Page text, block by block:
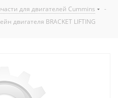
для двигателей Cummins
-
двигателя BRACKET LIFTING